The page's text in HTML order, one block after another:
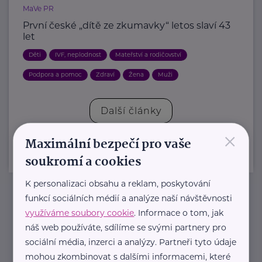
MaVe PR
První české „dítě ze zkumavky“ letos slaví 43
let
Děti IVF, neplodnost Mateřství a rodičovství
Podpora a pomoc Zdraví Žena Muži
Další články
Newsletter
Pravidelný přísun novinek, inspirace na každý den,
×
Maximální bezpečí pro vaše
soukromí a cookies
K personalizaci obsahu a reklam, poskytování
funkcí sociálních médií a analýze naší návštěvnosti
využíváme soubory cookie. Informace o tom, jak
náš web používáte, sdílíme se svými partnery pro
sociální média, inzerci a analýzy. Partneři tyto údaje
mohou zkombinovat s dalšími informacemi, které